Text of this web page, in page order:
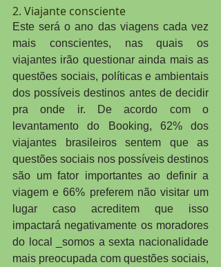
2. Viajante consciente
Este será o ano das viagens cada vez
mais conscientes, nas quais os
viajantes irão questionar ainda mais as
questões sociais, políticas e ambientais
dos possíveis destinos antes de decidir
pra onde ir. De acordo com o
levantamento do Booking, 62% dos
viajantes brasileiros sentem que as
questões sociais nos possíveis destinos
são um fator importantes ao definir a
viagem e 66% preferem não visitar um
lugar caso acreditem que isso
impactará negativamente os moradores
do local _somos a sexta nacionalidade
mais preocupada com questões sociais,